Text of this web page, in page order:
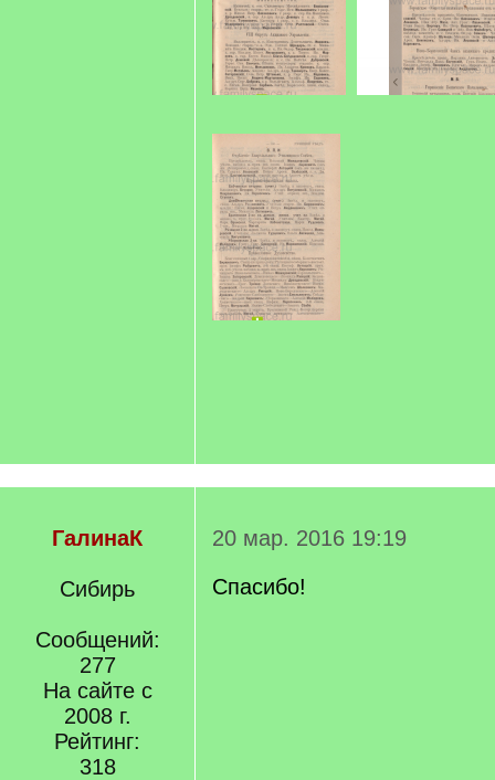
ГалинаК
Сибирь
Сообщений:
277
На сайте с
2008 г.
Рейтинг:
318
20 мар. 2016 19:19
Спасибо!